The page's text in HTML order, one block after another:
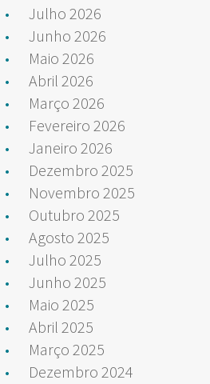
Julho 2026
Junho 2026
Maio 2026
Abril 2026
Março 2026
Fevereiro 2026
Janeiro 2026
Dezembro 2025
Novembro 2025
Outubro 2025
Agosto 2025
Julho 2025
Junho 2025
Maio 2025
Abril 2025
Março 2025
Dezembro 2024